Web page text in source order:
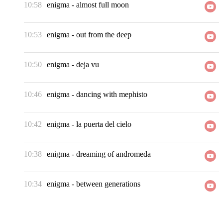
10:58 enigma - almost full moon
10:53 enigma - out from the deep
10:50 enigma - deja vu
10:46 enigma - dancing with mephisto
10:42 enigma - la puerta del cielo
10:38 enigma - dreaming of andromeda
10:34 enigma - between generations